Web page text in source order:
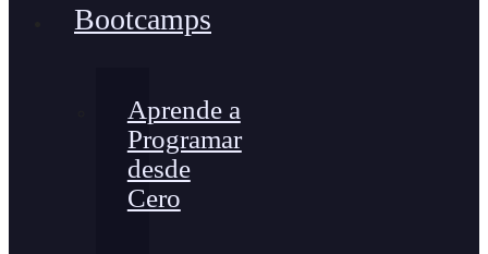
Bootcamps
Aprende a
Programar
desde
Cero